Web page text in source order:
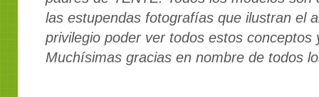
las estupendasfotografías que ilustran el
privilegio poder ver todos estos conceptos
Muchísimas gracias en nombre de todos